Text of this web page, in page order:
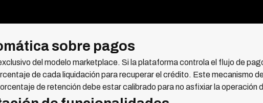
sobre pagos
del modelo marketplace. Si la plataforma controla el flujo de
de cada liquidación para recuperar el crédito. Este mecanismo
de retención debe estar calibrado para no asfixiar la operación